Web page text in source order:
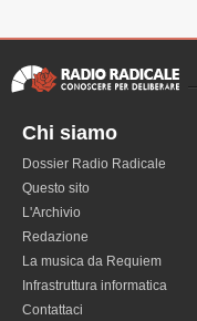
Chi siamo
Dossier Radio Radicale
Questo sito
L'Archivio
Redazione
La musica da Requiem
Infrastruttura informatica
Contattaci